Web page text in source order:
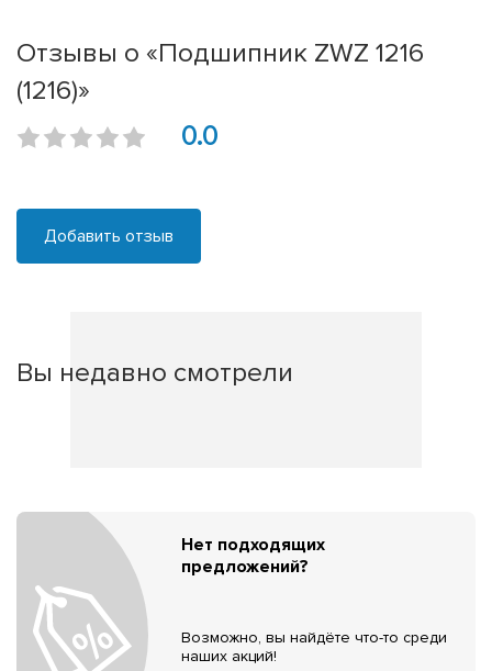
Отзывы о «Подшипник ZWZ 1216
(1216)»
0.0
Добавить отзыв
Вы недавно смотрели
Нет подходящих
предложений?
Возможно, вы найдёте что-то среди
наших акций!